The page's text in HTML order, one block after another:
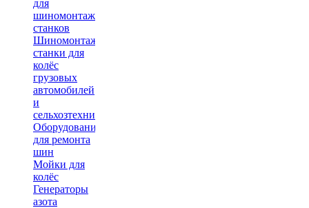
для
шиномонтажных
станков
Шиномонтажные
станки для
колёс
грузовых
автомобилей
и
сельхозтехники
Оборудование
для ремонта
шин
Мойки для
колёс
Генераторы
азота